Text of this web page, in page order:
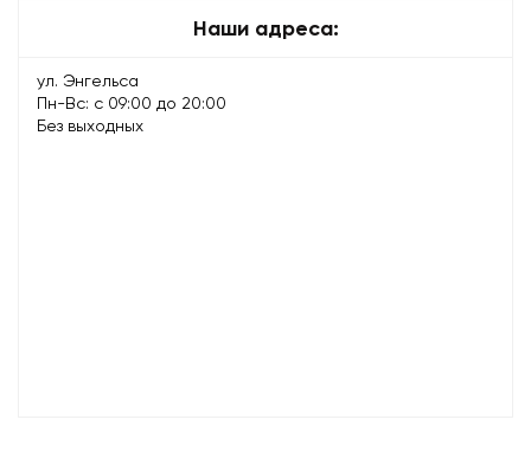
Наши адреса:
ул. Энгельса
Пн-Вс: с 09:00 до 20:00
Без выходных